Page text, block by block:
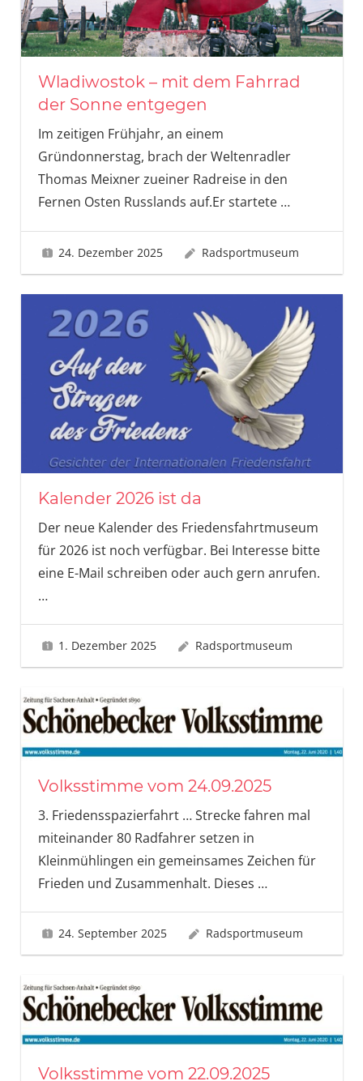
Wladiwostok – mit dem Fahrrad
der Sonne entgegen
Im zeitigen Frühjahr, an einem
Gründonnerstag, brach der Weltenradler
Thomas Meixner zueiner Radreise in den
Fernen Osten Russlands auf.Er startete …
24. Dezember 2025 Radsportmuseum
Kalender 2026 ist da
Der neue Kalender des Friedensfahrtmuseum
für 2026 ist noch verfügbar. Bei Interesse bitte
eine E-Mail schreiben oder auch gern anrufen.
…
1. Dezember 2025 Radsportmuseum
Volksstimme vom 24.09.2025
3. Friedensspazierfahrt … Strecke fahren mal
miteinander 80 Radfahrer setzen in
Kleinmühlingen ein gemeinsames Zeichen für
Frieden und Zusammenhalt. Dieses …
24. September 2025 Radsportmuseum
Volksstimme vom 22.09.2025